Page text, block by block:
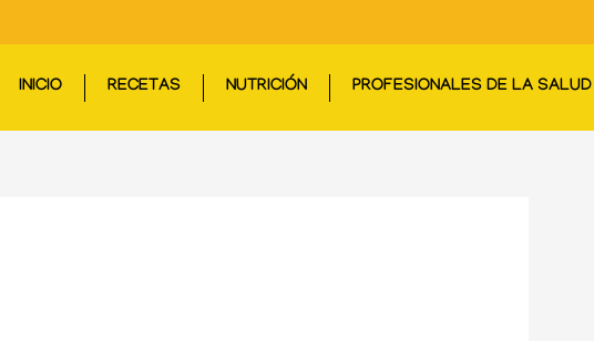
INICIO RECETAS NUTRICIÓN PROFESIONALES DE LA SALUD